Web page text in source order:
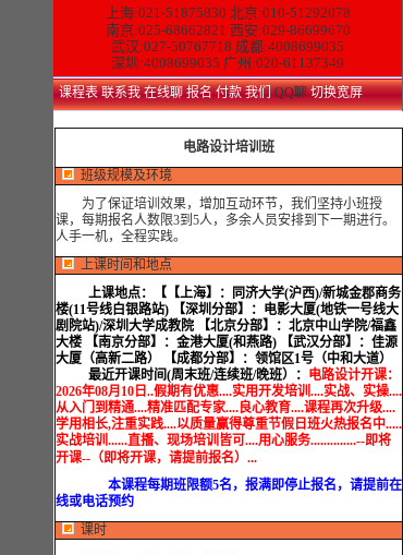
上海:021-51875830 北京:010-51292078
南京:025-68662821 西安:029-86699670
武汉:027-50767718 成都:4008699035
深圳:4008699035 广州:020-61137349
课程表 联系我 在线聊 报名 付款 我们 QQ聊切换宽屏
电路设计培训班
班级规模及环境
为了保证培训效果，增加互动环节，我们坚持小班授
课，每期报名人数限3到5人，多余人员安排到下一期进行。
人手一机，全程实践。
上课时间和地点
上课地点：
【【上海】：同济大学(沪西)/新城金郡商务
楼(11号线白银路站) 【深圳分部】：电影大厦(地铁一号线大
剧院站)/深圳大学成教院 【北京分部】：北京中山学院/福鑫
大楼 【南京分部】：金港大厦(和燕路) 【武汉分部】：佳源
大厦（高新二路） 【成都分部】：领馆区1号（中和大道）
最近开课时间(周末班/连续班/晚班）： 电路设计开课：
2026年08月10日..假期有优惠....实用开发培训....实战、实操....
从入门到精通....精准匹配专家....良心教育....课程再次升级....
学用相长,注重实践....以质量赢得尊重节假日班火热报名中.....
实战培训......直播、现场培训皆可....用心服务..............--即将
开课--（即将开课，请提前报名）...
本课程每期班限额5名，报满即停止报名，请提前在
线或电话预约
课时